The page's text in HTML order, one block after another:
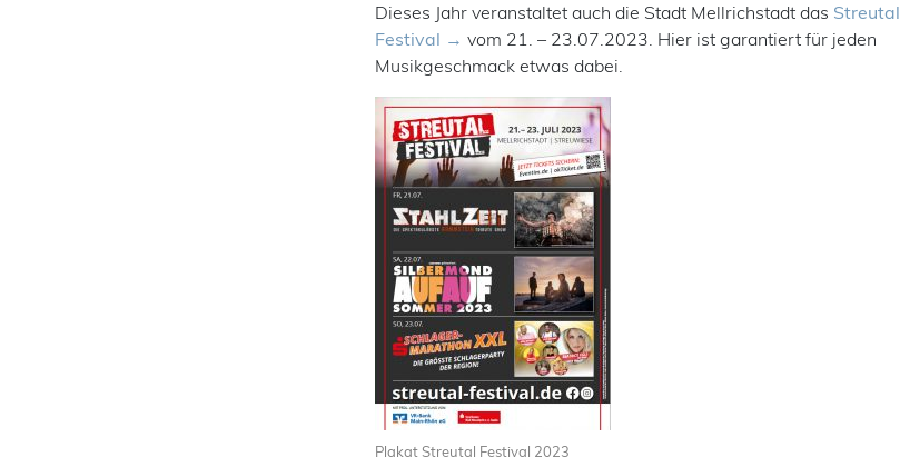
Dieses Jahr veranstaltet auch die Stadt Mellrichstadt das Streutal
Festival
vom 21. – 23.07.2023. Hier ist garantiert für jeden
Musikgeschmack etwas dabei.
Plakat Streutal Festival 2023